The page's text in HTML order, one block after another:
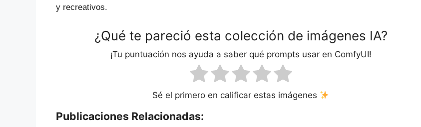
y recreativos.
¿Qué te pareció esta colección de imágenes IA?
¡Tu puntuación nos ayuda a saber qué prompts usar en ComfyUI!
Sé el primero en calificar estas imágenes
Publicaciones Relacionadas: